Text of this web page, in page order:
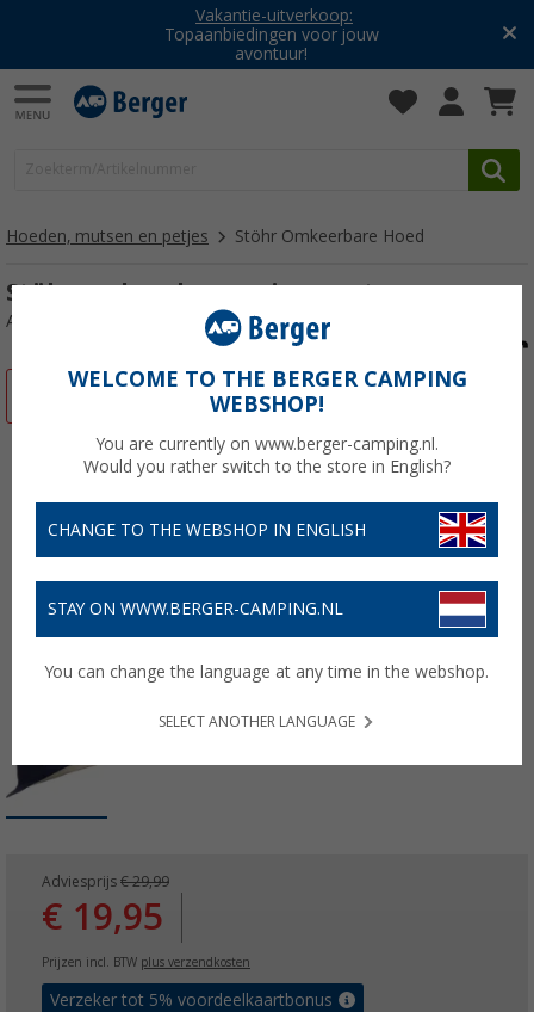
Vakantie-uitverkoop:
Topaanbiedingen voor jouw
avontuur!
Hoeden, mutsen en petjes Stöhr Omkeerbare Hoed
Stöhr omkeerbare unisex muts
Artikelnr: 512614L-XL
Adviesprijs € 29,99
€ 19,95
Prijzen incl. BTW plus verzendkosten
Verzeker tot 5% voordeelkaartbonus
WELCOME TO THE BERGER CAMPING
WEBSHOP!
You are currently on www.berger-camping.nl.
Would you rather switch to the store in English?
CHANGE TO THE WEBSHOP IN ENGLISH
STAY ON WWW.BERGER-CAMPING.NL
You can change the language at any time in the webshop.
SELECT ANOTHER LANGUAGE